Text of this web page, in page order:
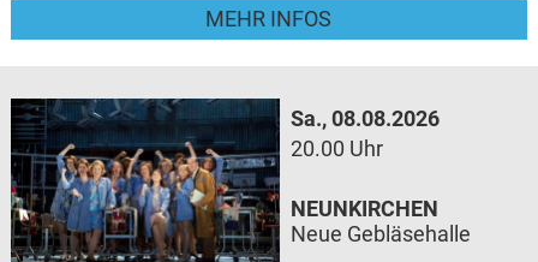
MEHR INFOS
Sa., 08.08.2026
20.00 Uhr
NEUNKIRCHEN
Neue Gebläsehalle